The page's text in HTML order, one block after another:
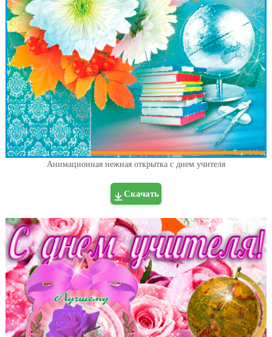
Анимационная нежная открытка с днем учителя
Скачать